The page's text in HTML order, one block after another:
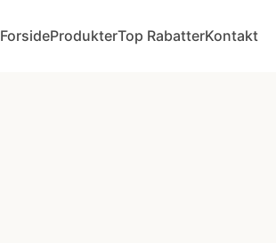
ForsideProdukterTop RabatterKontakt